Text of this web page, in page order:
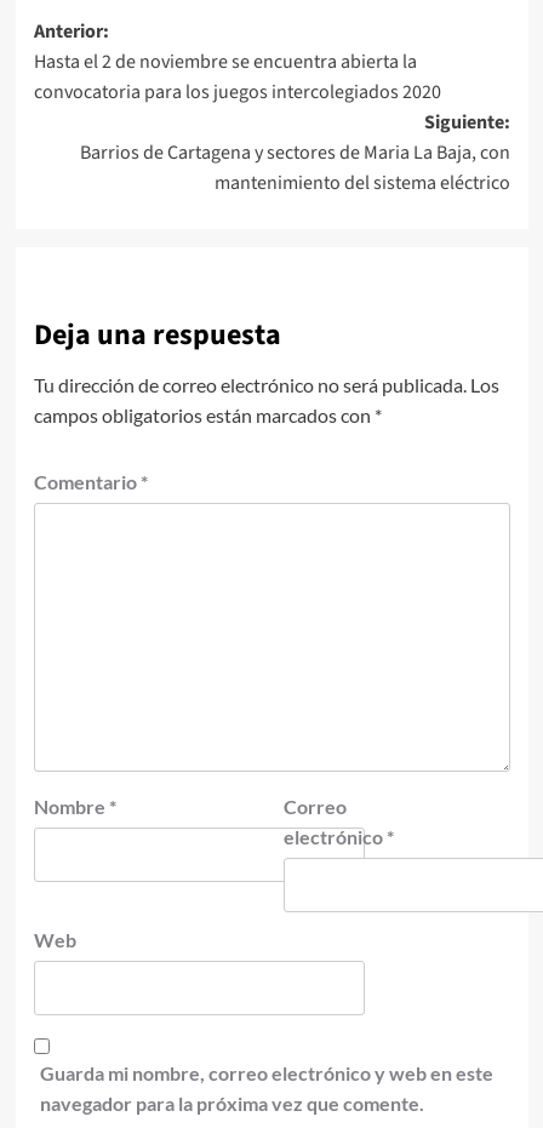
Navegación
de
entradas
Anterior:
Hasta el 2 de noviembre se encuentra abierta la
convocatoria para los juegos intercolegiados 2020
Siguiente:
Barrios de Cartagena y sectores de Maria La Baja, con
mantenimiento del sistema eléctrico
Deja una respuesta
Tu dirección de correo electrónico no será publicada. Los
campos obligatorios están marcados con *
Comentario *
Nombre *
Correo
electrónico *
Web
Guarda mi nombre, correo electrónico y web en este
navegador para la próxima vez que comente.